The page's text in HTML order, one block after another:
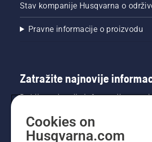
Stav kompanije Husqvarna o
Pravne informacije o proizvodu
Zatražite najnovije
Dobijte najnovije informacije o
toga. Ovdje se registrirajte za naš
Cookies on
Husqvarna.com